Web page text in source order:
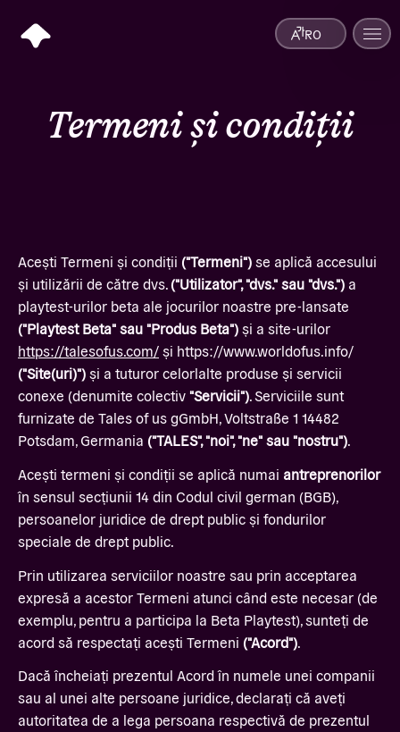
Termeni și condiții
Acești Termeni și condiții ("Termeni") se aplică accesului
și utilizării de către dvs. ("Utilizator", "dvs." sau "dvs.") a
playtest-urilor beta ale jocurilor noastre pre-lansate
("Playtest Beta" sau "Produs Beta") și a site-urilor
https://talesofus.com/ și https://www.worldofus.info/
("Site(uri)") și a tuturor celorlalte produse și servicii
conexe (denumite colectiv "Servicii"). Serviciile sunt
furnizate de Tales of us gGmbH, Voltstraße 1 14482
Potsdam, Germania ("TALES", "noi", "ne" sau "nostru").
Acești termeni și condiții se aplică numai antreprenorilor
în sensul secțiunii 14 din Codul civil german (BGB),
persoanelor juridice de drept public și fondurilor
speciale de drept public.
Prin utilizarea serviciilor noastre sau prin acceptarea
expresă a acestor Termeni atunci când este necesar (de
exemplu, pentru a participa la Beta Playtest), sunteți de
acord să respectați acești Termeni ("Acord")
Dacă încheiați prezentul Acord în numele unei companii
sau al unei alte persoane juridice, declarați că aveți
autoritatea de a lega persoana respectivă de prezentul
RO